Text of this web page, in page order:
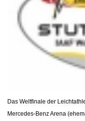
Das Weltfinale der
Mercedes-Benz Arena